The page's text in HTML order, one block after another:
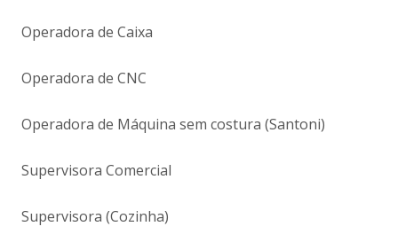
Operadora de Caixa
Operadora de CNC
Operadora de Máquina sem costura (Santoni)
Supervisora Comercial
Supervisora (Cozinha)